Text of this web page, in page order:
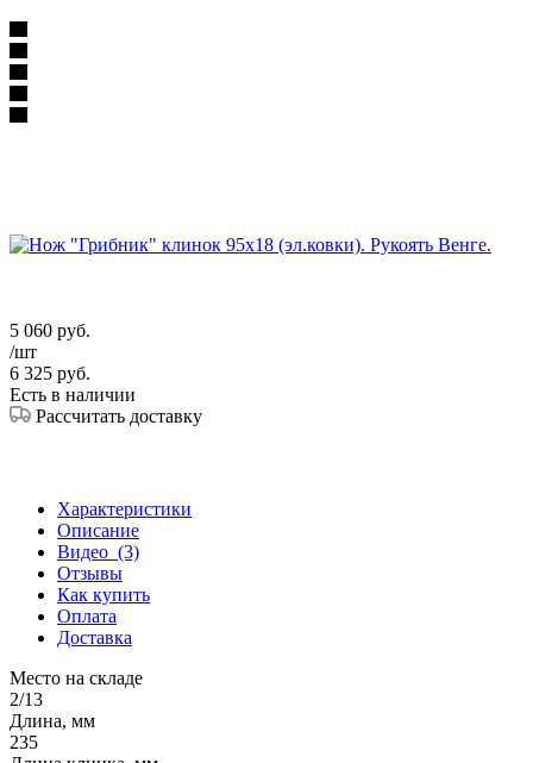
5 060 руб.
/шт
6 325 руб.
Есть в наличии
Рассчитать доставку
Характеристики
Описание
Видео (3)
Отзывы
Как купить
Оплата
Доставка
Место на складе
2/13
Длина, мм
235